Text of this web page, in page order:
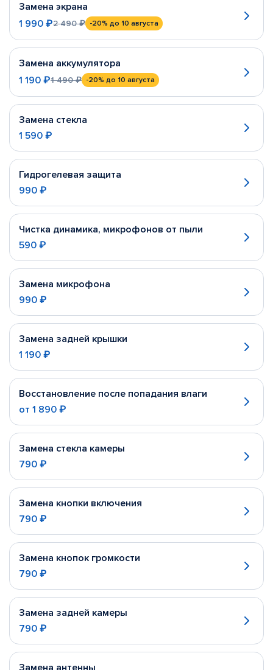
Замена экрана
1 990 ₽2 490 ₽ -20% до 10 августа
Замена аккумулятора
1 190 ₽1 490 ₽ -20% до 10 августа
Замена стекла
1 590 ₽
Гидрогелевая защита
990 ₽
Чистка динамика, микрофонов от пыли
590 ₽
Замена микрофона
990 ₽
Замена задней крышки
1 190 ₽
Восстановление после попадания влаги
от 1 890 ₽
Замена стекла камеры
790 ₽
Замена кнопки включения
790 ₽
Замена кнопок громкости
790 ₽
Замена задней камеры
790 ₽
Замена антенны